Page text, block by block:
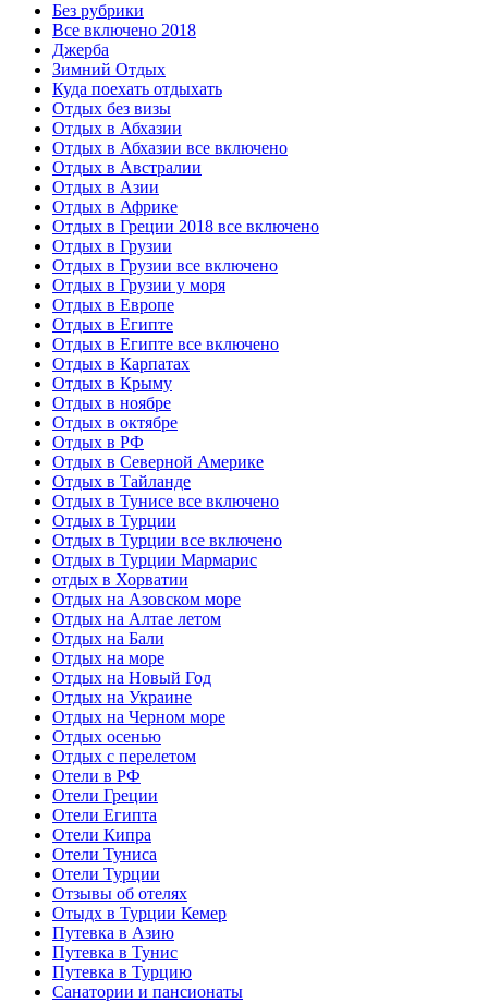
Без рубрики
Все включено 2018
Джерба
Зимний Отдых
Куда поехать отдыхать
Отдых без визы
Отдых в Абхазии
Отдых в Абхазии все включено
Отдых в Австралии
Отдых в Азии
Отдых в Африке
Отдых в Греции 2018 все включено
Отдых в Грузии
Отдых в Грузии все включено
Отдых в Грузии у моря
Отдых в Европе
Отдых в Египте
Отдых в Египте все включено
Отдых в Карпатах
Отдых в Крыму
Отдых в ноябре
Отдых в октябре
Отдых в РФ
Отдых в Северной Америке
Отдых в Тайланде
Отдых в Тунисе все включено
Отдых в Турции
Отдых в Турции все включено
Отдых в Турции Мармарис
отдых в Хорватии
Отдых на Азовском море
Отдых на Алтае летом
Отдых на Бали
Отдых на море
Отдых на Новый Год
Отдых на Украине
Отдых на Черном море
Отдых осенью
Отдых с перелетом
Отели в РФ
Отели Греции
Отели Египта
Отели Кипра
Отели Туниса
Отели Турции
Отзывы об отелях
Отыдх в Турции Кемер
Путевка в Азию
Путевка в Тунис
Путевка в Турцию
Санатории и пансионаты